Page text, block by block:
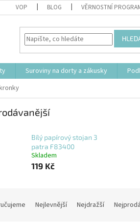
VOP BLOG VĚRNOSTNÍ
Suroviny na dorty a zákusky
Bílý papírový stojan 3
patra F83400
Skladem
119 Kč
Nejlevnější Nejdražší